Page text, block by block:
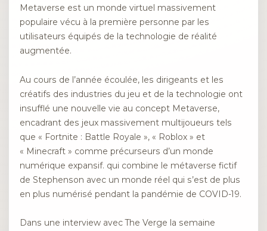
Metaverse est un monde virtuel massivement
populaire vécu à la première personne par les
utilisateurs équipés de la technologie de réalité
augmentée.
Au cours de l’année écoulée, les dirigeants et les
créatifs des industries du jeu et de la technologie ont
insufflé une nouvelle vie au concept Metaverse,
encadrant des jeux massivement multijoueurs tels
que « Fortnite : Battle Royale », « Roblox » et
« Minecraft » comme précurseurs d’un monde
numérique expansif. qui combine le métaverse fictif
de Stephenson avec un monde réel qui s’est de plus
en plus numérisé pendant la pandémie de COVID-19.
Dans une interview avec The Verge la semaine